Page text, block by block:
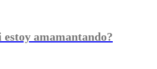
amamantando?